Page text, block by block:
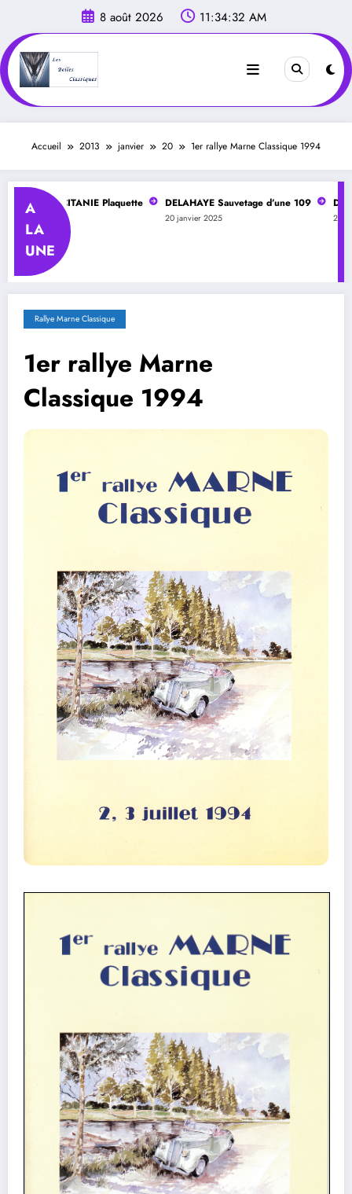
contenu
8 août 2026 11:34:33 AM
Accueil 2013 janvier 20 1er rallye Marne Classique 1994
A
LA
UNE
OCCITANIE Plaquette DELAHAYE Sauvetage d’une 109
20 janvier 2025 20
Rallye Marne Classique
1er rallye Marne
Classique 1994